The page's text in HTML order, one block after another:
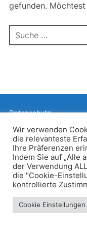
gefunden.
Suchen
nach:
Datenschutz
Inspiro
Wir verwenden
die relevanteste
Ihre Präferenzen
Indem Sie auf „Alle
der Verwendung
die "Cookie-
kontrollierte
Cookie Einstellungen